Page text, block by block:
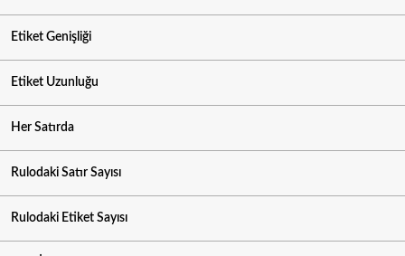
Etiket Genişliği
Etiket Uzunluğu
Her Satırda
Rulodaki Satır Sayısı
Rulodaki Etiket Sayısı